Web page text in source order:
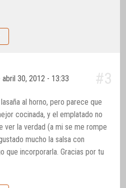
abril 30, 2012 - 13:33 #3
al horno, pero parece que
cocinada, y el emplatado no
ver la verdad (a mi se me rompe
mucho la salsa con
que incorporarla. Gracias por tu